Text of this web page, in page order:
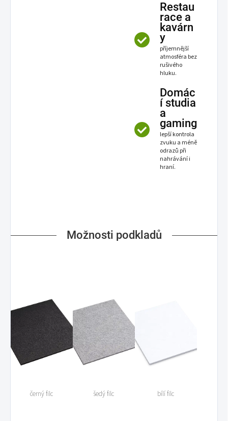
Restau
race a
kavárn
y
příjemnější
atmosféra bez
rušivého
hluku.
Domác
í studia
a
gaming
lepší kontrola
zvuku a méně
odrazů při
nahrávání i
hraní.
Možnosti podkladů
černý filc šedý filc bílí filc